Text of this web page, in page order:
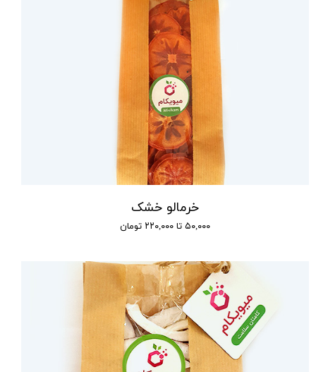
خرمالو خشک
۵۰,۰۰۰ تا ۲۲۰,۰۰۰ تومان